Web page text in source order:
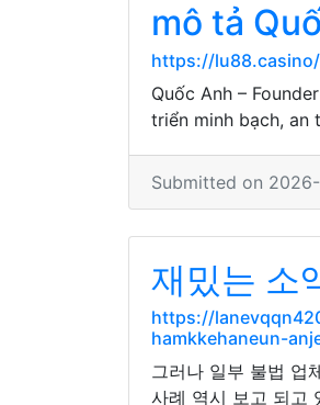
mô tả
https://
Quốc Anh –
triển minh bạch, an
Submitted on
재밌는 소
https://
hamkkehaneun-
그러나 일부 불법 업
사례 역시 보고 되고